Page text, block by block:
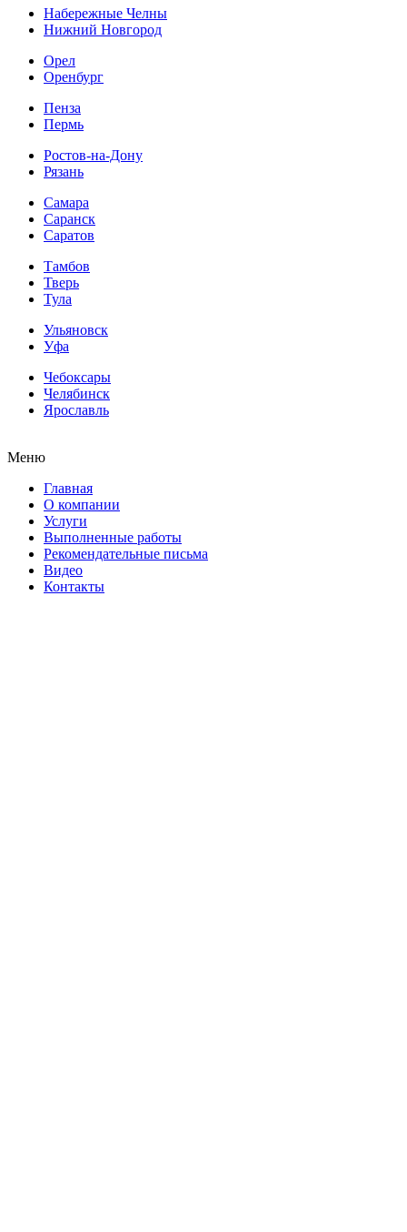
Набережные Челны
Нижний Новгород
Орел
Оренбург
Пенза
Пермь
Ростов-на-Дону
Рязань
Самара
Саранск
Саратов
Тамбов
Тверь
Тула
Ульяновск
Уфа
Чебоксары
Челябинск
Ярославль
Меню
Главная
О компании
Услуги
Выполненные работы
Рекомендательные письма
Видео
Контакты